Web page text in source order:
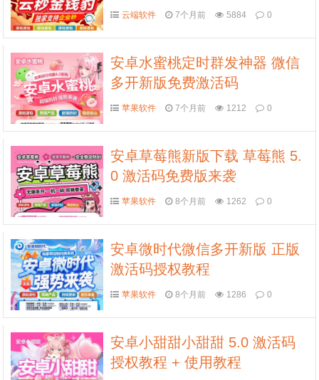
自动24自动抢红包
云端软件 7个月前 5884 0
安卓水蜜桃定时群发神器 微信
多开新版免费激活码
苹果软件 7个月前 1212 0
安卓草莓熊新版下载 草莓熊 5.
0 激活码免费版来袭
苹果软件 8个月前 1262 0
安卓微时代微信多开新版 正版
激活码授权教程
苹果软件 8个月前 1286 0
安卓小甜甜小甜甜 5.0 激活码
授权教程 + 使用教程